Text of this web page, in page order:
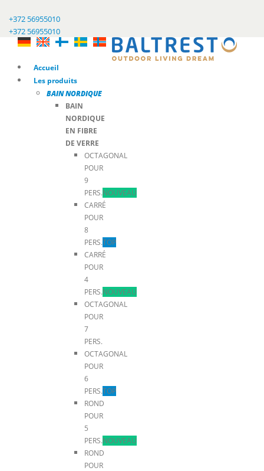
+372 56955010
+372 56955010
Accueil
Les produits
BAIN NORDIQUE
BAIN
NORDIQUE
EN FIBRE
DE VERRE
OCTAGONAL
POUR
9
PERS.NOUVEAU
CARRÉ
POUR
8
PERS.TOP
CARRÉ
POUR
4
PERS.NOUVEAU
OCTAGONAL
POUR
7
PERS.
OCTAGONAL
POUR
6
PERS.TOP
ROND
POUR
5
PERS.NOUVEAU
ROND
POUR